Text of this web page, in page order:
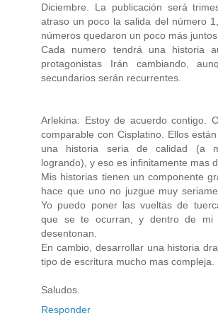
Diciembre. La publicación será
atraso un poco la salida del número
números quedaron un poco más juntos.
Cada numero tendrá una historia
protagonistas Irán cambiando,
secundarios serán recurrentes.
Arlekina: Estoy de acuerdo contigo.
comparable con Cisplatino. Ellos
una historia seria de calidad (a
logrando), y eso es infinitamente mas
Mis historias tienen un componente
hace que uno no juzgue muy
Yo puedo poner las vueltas de
que se te ocurran, y dentro de mi
desentonan.
En cambio, desarrollar una historia
tipo de escritura mucho mas compleja.
Saludos.
Responder